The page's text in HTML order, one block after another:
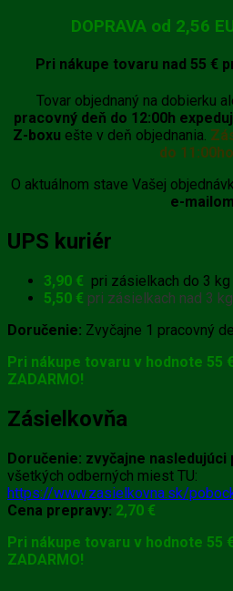
DOPRAVA od 2,56
Pri nákupe tovaru nad 55 €
Tovar objednaný na dobierku
pracovný deň do 12:00h
Z-boxu ešte v deň objednania.
do
O aktuálnom stave Vašej
e-
UPS kuriér
3,90 € pri zásielkach do 3 kg
5,50 € pri zásielkach nad 3 kg
Doručenie: Zvyčajne 1 pracovný
Pri nákupe tovaru v hodnote 55
ZADARMO!
Zásielkovňa
Doručenie: zvyčajne nasledujúci
všetkých odberných miest TU:
https://www.zasielkovna.sk/
Cena prepravy: 2,70 €
Pri nákupe tovaru v hodnote 55
ZADARMO!